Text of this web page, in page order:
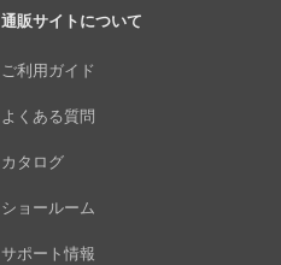
通販サイトについて
ご利用ガイド
よくある質問
カタログ
ショールーム
サポート情報